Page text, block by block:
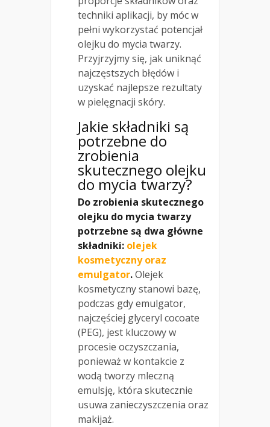
techniki aplikacji, by móc w
pełni wykorzystać potencjał
olejku do mycia twarzy.
Przyjrzyjmy się, jak uniknąć
najczęstszych błędów i
uzyskać najlepsze rezultaty
w pielęgnacji skóry.
Jakie składniki są
potrzebne do
zrobienia
skutecznego olejku
do mycia twarzy?
Do zrobienia skutecznego
olejku do mycia twarzy
potrzebne są dwa główne
składniki: olejek
kosmetyczny oraz
emulgator.Olejek
kosmetyczny stanowi bazę,
podczas gdy emulgator,
najczęściej glyceryl cocoate
(PEG), jest kluczowy w
procesie oczyszczania,
ponieważ w kontakcie z
wodą tworzy mleczną
emulsję, która skutecznie
usuwa zanieczyszczenia oraz
makijaż.